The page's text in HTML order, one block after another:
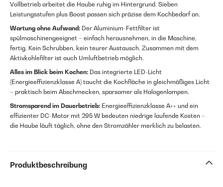
Vollbetrieb arbeitet die Haube ruhig im Hintergrund. Sieben
Leistungsstufen plus Boost passen sich präzise dem Kochbedarf an.
Wartung ohne Aufwand: Der Aluminium-Fettfilter ist
spülmaschinengeeignet – einfach herausnehmen, in die Maschine,
fertig. Kein Schrubben, kein teurer Austausch. Zusammen mit dem
Aktivkohlefilter ist auch Umluftbetrieb möglich.
Alles im Blick beim Kochen: Das integrierte LED-Licht
(Energieeffizienzklasse A) taucht die Kochfläche in gleichmäßiges Licht
– praktisch beim Abschmecken, sparsamer als Halogenlampen.
Stromsparend im Dauerbetrieb: Energieeffizienzklasse A++ und ein
effizienter DC-Motor mit 295 W bedeuten niedrige laufende Kosten –
die Haube läuft täglich, ohne den Stromzähler merklich zu belasten.
Produktbeschreibung